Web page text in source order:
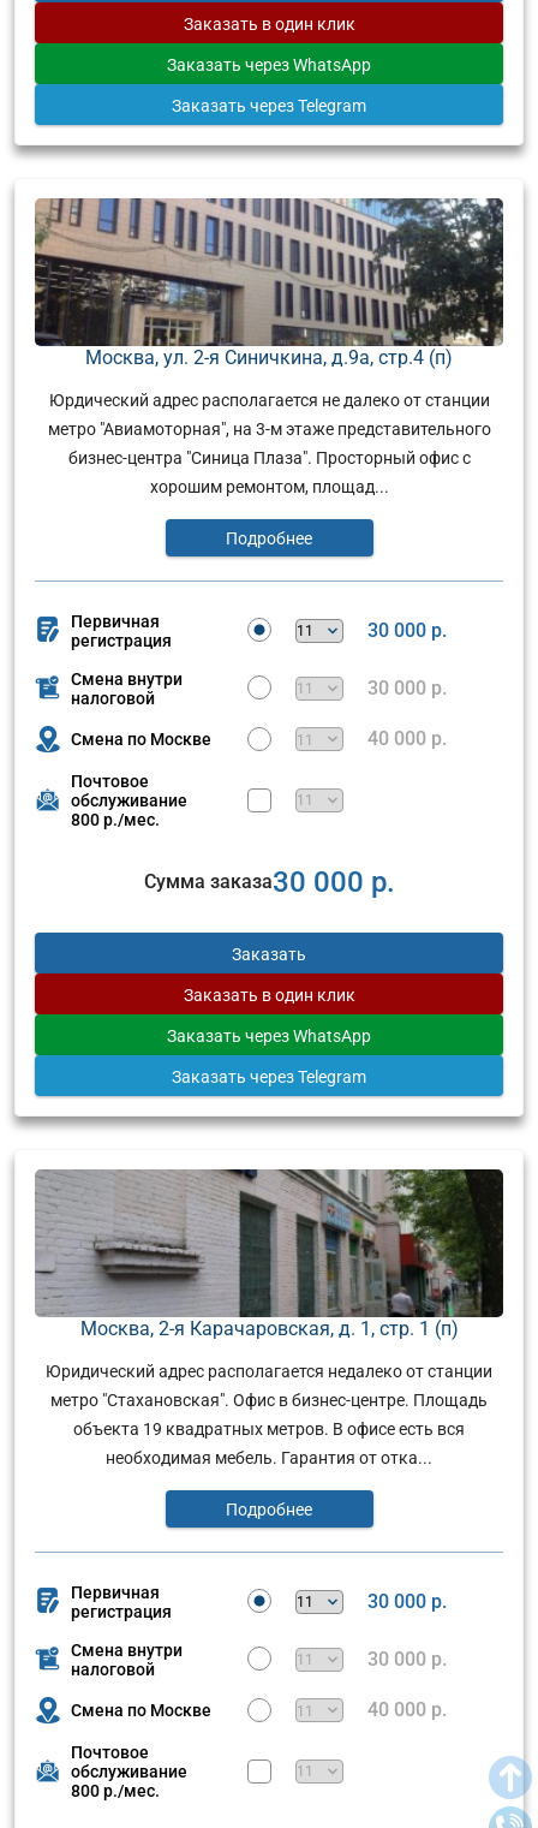
Заказать в один клик
Заказать через WhatsApp
Заказать через Telegram
Москва, ул. 2-я Синичкина, д.9а, стр.4 (п)
Юрдический адрес располагается не далеко от станции
метро "Авиамоторная", на 3-м этаже представительного
бизнес-центра "Синица Плаза". Просторный офис с
хорошим ремонтом, площад...
Подробнее
Первичная
регистрация
30 000 р.
Смена внутри
налоговой
30 000 р.
Смена по Москве 40 000 р.
Почтовое
обслуживание
800 р./мес.
Сумма заказа30 000 р.
Заказать
Заказать в один клик
Заказать через WhatsApp
Заказать через Telegram
Москва, 2-я Карачаровская, д. 1, стр. 1 (п)
Юридический адрес располагается недалеко от станции
метро "Стахановская". Офис в бизнес-центре. Площадь
объекта 19 квадратных метров. В офисе есть вся
необходимая мебель. Гарантия от отка...
Подробнее
Первичная
регистрация
30 000 р.
Смена внутри
налоговой
30 000 р.
Смена по Москве 40 000 р.
Почтовое
обслуживание
800 р./мес.